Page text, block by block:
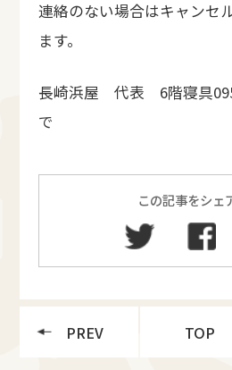
連絡のない場合はキャンセ
ます。
長崎浜屋 代表 6階寝具
で
この記事をシェ
PREV TOP